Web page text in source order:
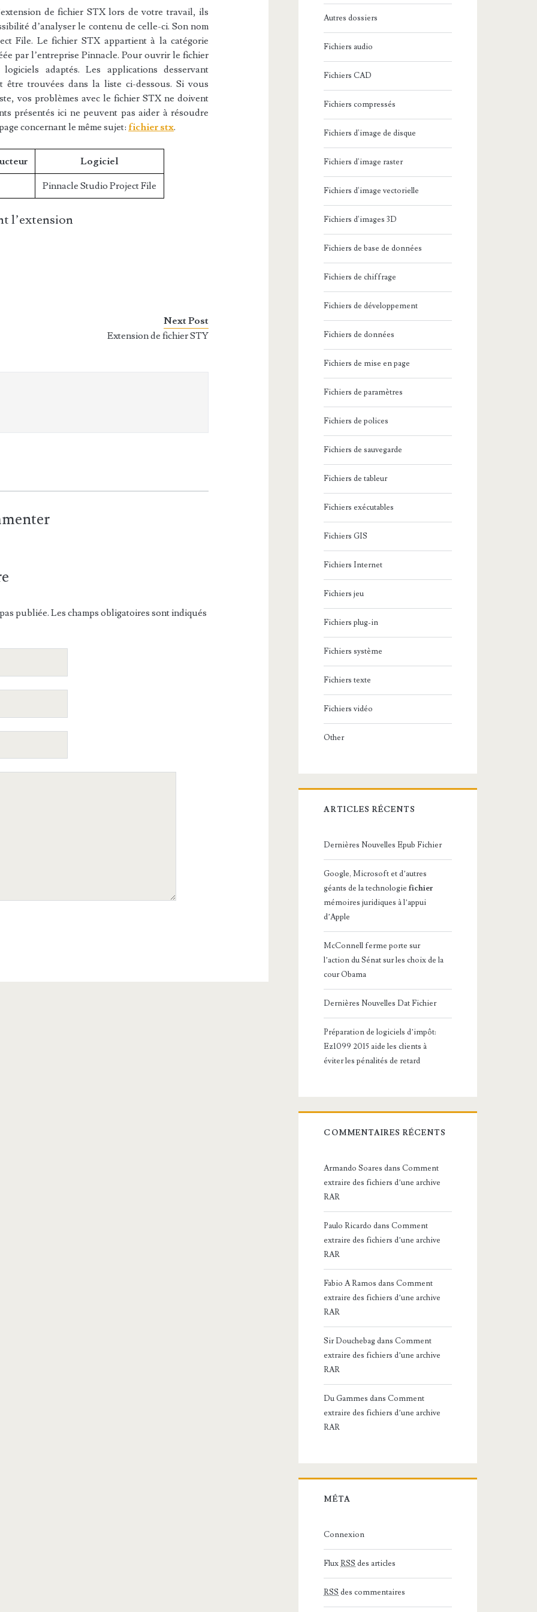
de fichier STX lors de votre travail, ils
d’analyser le contenu de celle-ci. Son nom
File. Le fichier STX appartient à la catégorie
par l’entreprise Pinnacle. Pour ouvrir le fichier
adaptés. Les applications desservant
être trouvées dans la liste ci-dessous. Si vous
vos problèmes avec le fichier STX ne doivent
présentés ici ne peuvent pas aider à résoudre
concernant le même sujet: fichier stx.
Logiciel
Pinnacle Studio Project File
l’extension
Next Post
Extension de fichier STY
publiée. Les champs obligatoires sont indiqués
Autres dossiers
Fichiers audio
Fichiers CAD
Fichiers compressés
Fichiers d'image de disque
Fichiers d'image raster
Fichiers d'image vectorielle
Fichiers d'images 3D
Fichiers de base de données
Fichiers de chiffrage
Fichiers de développement
Fichiers de données
Fichiers de mise en page
Fichiers de paramètres
Fichiers de polices
Fichiers de sauvegarde
Fichiers de tableur
Fichiers exécutables
Fichiers GIS
Fichiers Internet
Fichiers jeu
Fichiers plug-in
Fichiers système
Fichiers texte
Fichiers vidéo
Other
ARTICLES RÉCENTS
Dernières Nouvelles Epub Fichier
Google, Microsoft et d’autres
géants de la technologiefichier
mémoires juridiques à l’appui
d’Apple
McConnell ferme porte sur
l’action du Sénat sur les choix de la
cour Obama
Dernières Nouvelles Dat Fichier
Préparation de logiciels d’impôt:
Ez1099 2015 aide les clients à
éviter les pénalités de retard
COMMENTAIRES RÉCENTS
Armando Soares dansComment
extraire des fichiers d’une archive
RAR
Paulo Ricardo dansComment
extraire des fichiers d’une archive
RAR
Fabio A Ramos dansComment
extraire des fichiers d’une archive
RAR
Sir DouchebagdansComment
extraire des fichiers d’une archive
RAR
Du Gammes dansComment
extraire des fichiers d’une archive
RAR
MÉTA
Connexion
FluxRSS des articles
RSS des commentaires